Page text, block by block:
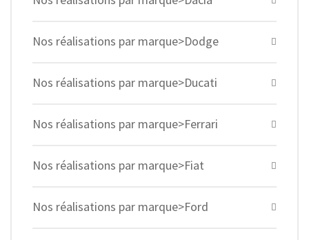
Nos réalisations par marque>Dodge
Nos réalisations par marque>Ducati
Nos réalisations par marque>Ferrari
Nos réalisations par marque>Fiat
Nos réalisations par marque>Ford